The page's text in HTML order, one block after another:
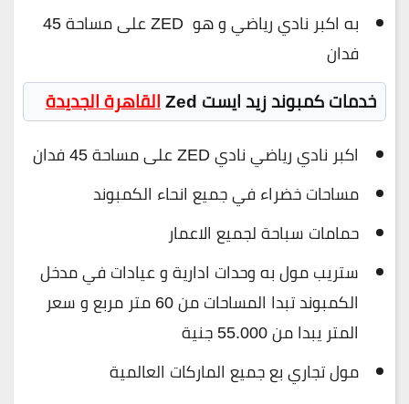
به اكبر نادي رياضي و هو ZED على مساحة 45
فدان
خدمات كمبوند زيد ايست Zed القاهرة الجديدة
اكبر نادي رياضي نادي ZED على مساحة 45 فدان
مساحات خضراء في جميع انحاء الكمبوند
حمامات سباحة لجميع الاعمار
ستريب مول به وحدات ادارية و عيادات في مدخل
الكمبوند تبدا المساحات من 60 متر مربع و سعر
المتر يبدا من 55.000 جنية
مول تجاري بع جميع الماركات العالمية